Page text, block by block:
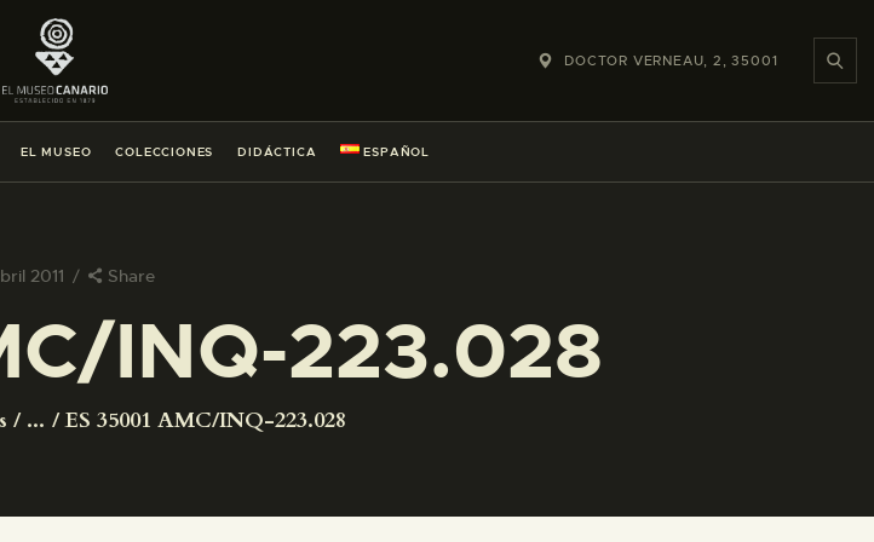
DOCTOR VERNEAU, 2, 35001
EL MUSEO COLECCIONES DIDÁCTICA ESPAÑOL
2011 Share
INQ-223.028
... ES 35001 AMC/INQ-223.028